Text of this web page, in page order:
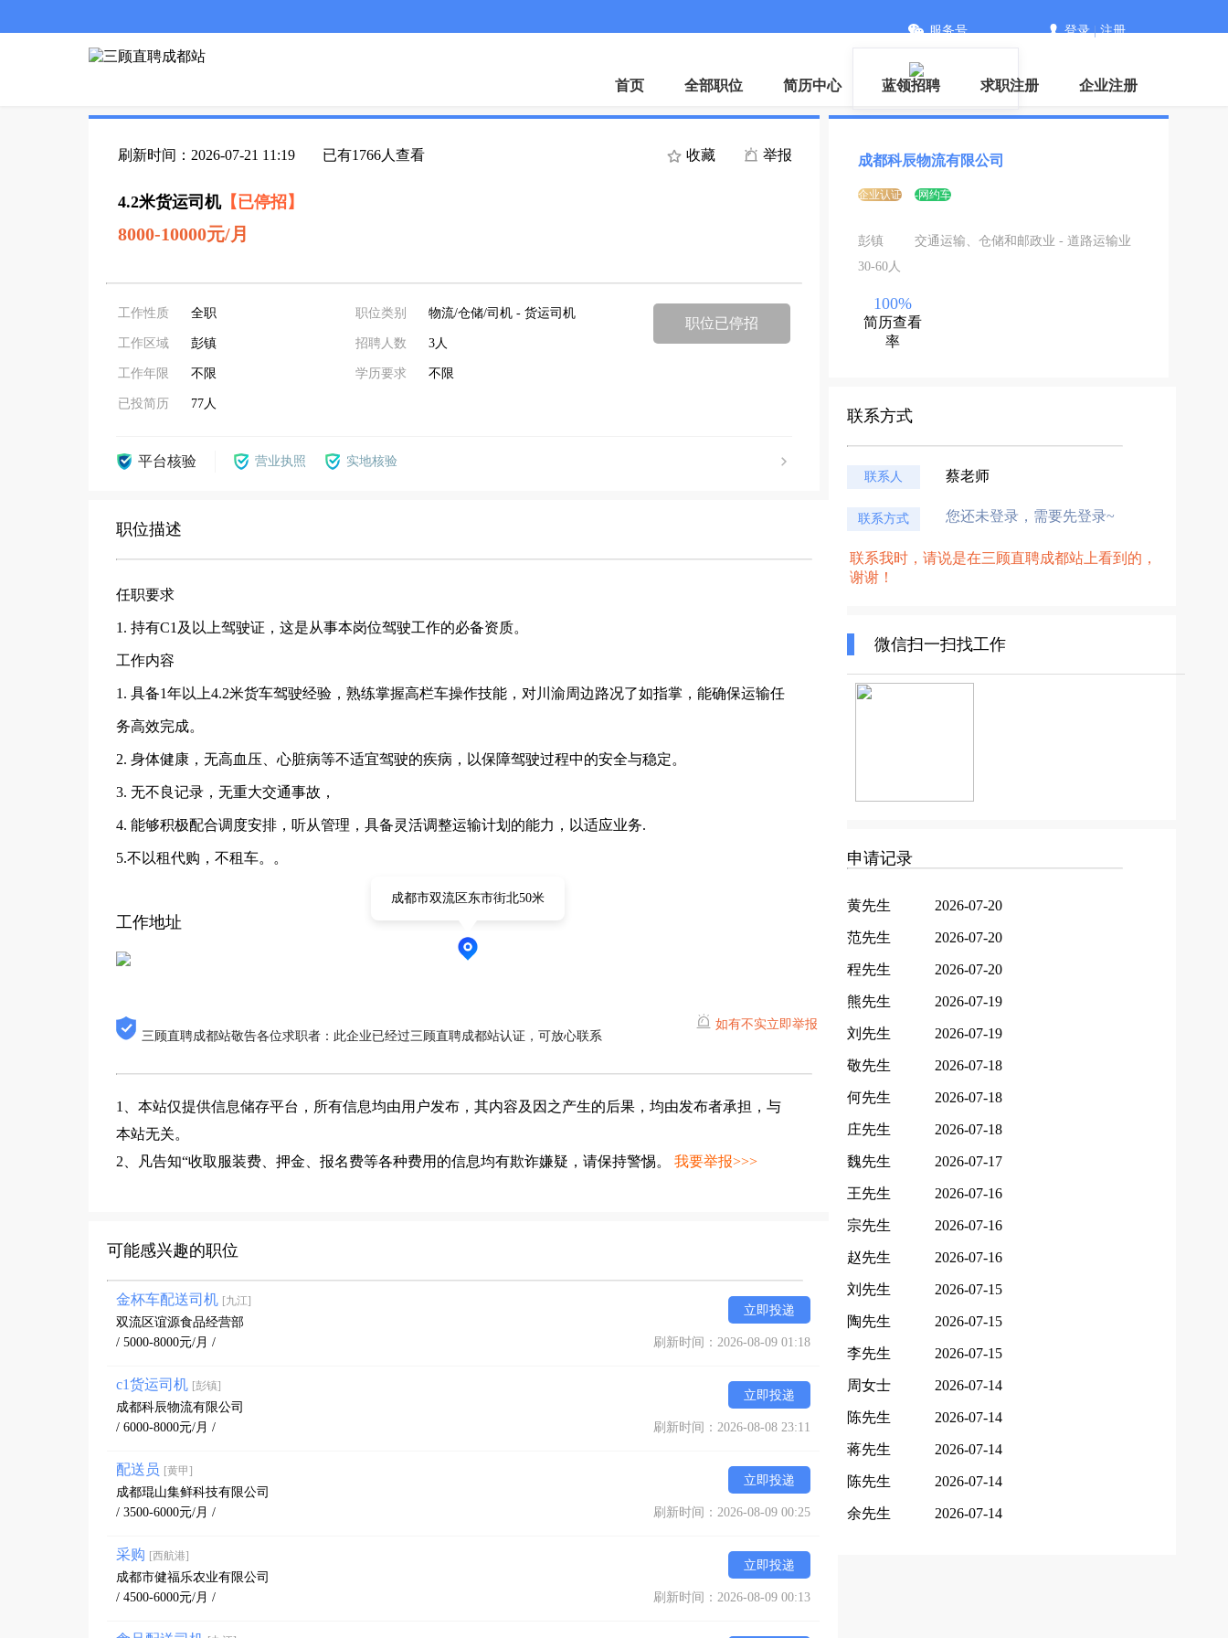
服务号 登录|注册
首页 全部职位 简历中心 蓝领招聘 求职注册 企业注册
刷新时间：2026-07-21 11:19 已有1766人查看 收藏 举报
4.2米货运司机【已停招】
8000-10000元/月
工作性质 全职
工作区域 彭镇
工作年限 不限
已投简历 77人
职位类别 物流/仓储/司机 - 货运司机
招聘人数 3人
学历要求 不限
职位已停招
平台核验 营业执照 实地核验
职位描述
任职要求
1. 持有C1及以上驾驶证，这是从事本岗位驾驶工作的必备资质。
工作内容
1. 具备1年以上4.2米货车驾驶经验，熟练掌握高栏车操作技能，对川渝周边路况了如指掌，能确保运输任
务高效完成。
2. 身体健康，无高血压、心脏病等不适宜驾驶的疾病，以保障驾驶过程中的安全与稳定。
3. 无不良记录，无重大交通事故，
4. 能够积极配合调度安排，听从管理，具备灵活调整运输计划的能力，以适应业务.
5.不以租代购，不租车。。
工作地址
成都市双流区东市街北50米
三顾直聘成都站敬告各位求职者：此企业已经过三顾直聘成都站认证，可放心联系
如有不实立即举报
1、本站仅提供信息储存平台，所有信息均由用户发布，其内容及因之产生的后果，均由发布者承担，与
本站无关。
2、凡告知“收取服装费、押金、报名费等各种费用的信息均有欺诈嫌疑，请保持警惕。 我要举报>>>
可能感兴趣的职位
金杯车配送司机 [九江]
立即投递
双流区谊源食品经营部
/ 5000-8000元/月 /
刷新时间：2026-08-09 01:18
c1货运司机 [彭镇]
立即投递
成都科辰物流有限公司
/ 6000-8000元/月 /
刷新时间：2026-08-08 23:11
配送员 [黄甲]
立即投递
成都琨山集鲜科技有限公司
/ 3500-6000元/月 /
刷新时间：2026-08-09 00:25
采购 [西航港]
立即投递
成都市健福乐农业有限公司
/ 4500-6000元/月 /
刷新时间：2026-08-09 00:13
成都科辰物流有限公司
企业认证 -网约车
彭镇
交通运输、仓储和邮政业 - 道路运输业
30-60人
100%
简历查看
率
联系方式
联系人 蔡老师
联系方式 您还未登录，需要先登录~
联系我时，请说是在三顾直聘成都站上看到的，
谢谢！
微信扫一扫找工作
申请记录
黄先生 2026-07-20
范先生 2026-07-20
程先生 2026-07-20
熊先生 2026-07-19
刘先生 2026-07-19
敬先生 2026-07-18
何先生 2026-07-18
庄先生 2026-07-18
魏先生 2026-07-17
王先生 2026-07-16
宗先生 2026-07-16
赵先生 2026-07-16
刘先生 2026-07-15
陶先生 2026-07-15
李先生 2026-07-15
周女士 2026-07-14
陈先生 2026-07-14
蒋先生 2026-07-14
陈先生 2026-07-14
余先生 2026-07-14